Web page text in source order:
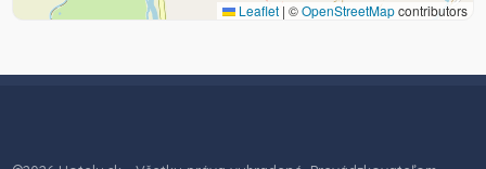
Leaflet | ©OpenStreetMapcontributors